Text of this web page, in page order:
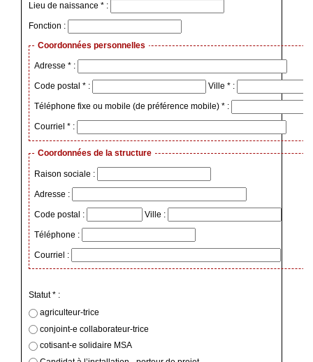
Lieu de naissance * :
Fonction :
Coordonnées personnelles
Adresse * :
Code postal * : Ville * :
Téléphone fixe ou mobile (de préférence mobile) * :
Courriel * :
Coordonnées de la structure
Raison sociale :
Adresse :
Code postal : Ville :
Téléphone :
Courriel :
Statut * :
agriculteur-trice
conjoint-e collaborateur-trice
cotisant-e solidaire MSA